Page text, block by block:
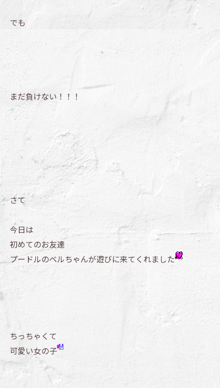
でも
まだ負けない！！！
さて
今日は
初めてのお友達
プードルのベルちゃんが遊びに来てくれました
ちっちゃくて
可愛い女の子